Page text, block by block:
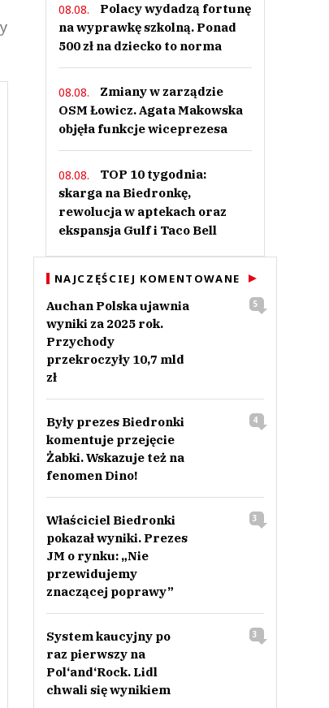
08.08.
Polacy wydadzą fortunę
na wyprawkę szkolną. Ponad
500 zł na dziecko to norma
08.08.
Zmiany w zarządzie
OSM Łowicz. Agata Makowska
objęła funkcje wiceprezesa
08.08.
TOP 10 tygodnia:
skarga na Biedronkę,
rewolucja w aptekach oraz
ekspansja Gulf i Taco Bell
NAJCZĘŚCIEJ KOMENTOWANE
Auchan Polska ujawnia
wyniki za 2025 rok.
Przychody
przekroczyły 10,7 mld
zł
5
Były prezes Biedronki
komentuje przejęcie
Żabki. Wskazuje też na
fenomen Dino!
4
Właściciel Biedronki
pokazał wyniki. Prezes
JM o rynku: „Nie
przewidujemy
znaczącej poprawy”
3
System kaucyjny po
raz pierwszy na
Pol‘and‘Rock. Lidl
chwali się wynikiem
3